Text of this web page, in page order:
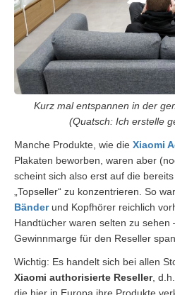
Kurz mal entspannen in der
(Quatsch: Ich erstelle
Manche Produkte, wie die Xiaomi
Plakaten beworben, waren aber
scheint sich also erst auf die
„Topseller“ zu konzentrieren. So
Bänderund Kopfhörer reichlich
Handtücher waren selten zu sehen
Gewinnmarge für den Reseller
Wichtig: Es handelt sich bei allen
Xiaomi authorisierte Reseller,